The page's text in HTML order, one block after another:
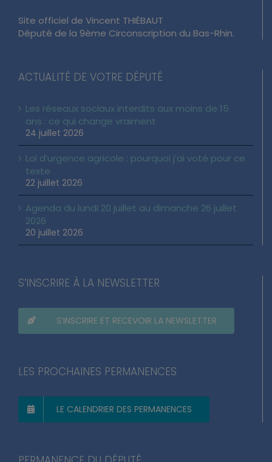
Site officiel de Vincent THIÉBAUT
Député de la 9ème Circonscription du Bas-Rhin.
ACTUALITÉ DE VOTRE DÉPUTÉ
Les réseaux sociaux interdits aux moins de 15
ans : ce qui change vraiment
24 juillet 2026
Loi d’urgence agricole : pourquoi j’ai voté pour ce
texte
22 juillet 2026
Agenda du lundi 20 juillet au dimanche 26 juillet
2026
20 juillet 2026
S’INSCRIRE À LA NEWSLETTER
S’INSCRIRE ET RECEVOIR LA NEWSLETTER
LES PROCHAINES PERMANENCES
LE CALENDRIER DES PERMANENCES